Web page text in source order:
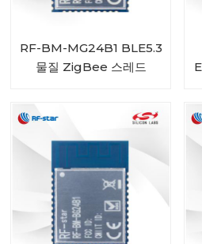
RF-BM-MG24B1 BLE5.3
물질 ZigBee 스레드